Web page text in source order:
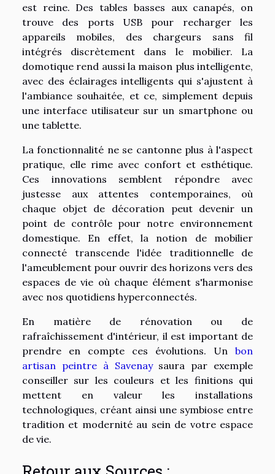
est reine. Des tables basses aux canapés, on
trouve des ports USB pour recharger les
appareils mobiles, des chargeurs sans fil
intégrés discrètement dans le mobilier. La
domotique rend aussi la maison plus intelligente,
avec des éclairages intelligents qui s'ajustent à
l'ambiance souhaitée, et ce, simplement depuis
une interface utilisateur sur un smartphone ou
une tablette.
La fonctionnalité ne se cantonne plus à l'aspect
pratique, elle rime avec confort et esthétique.
Ces innovations semblent répondre avec
justesse aux attentes contemporaines, où
chaque objet de décoration peut devenir un
point de contrôle pour notre environnement
domestique. En effet, la notion de mobilier
connecté transcende l'idée traditionnelle de
l'ameublement pour ouvrir des horizons vers des
espaces de vie où chaque élément s'harmonise
avec nos quotidiens hyperconnectés.
En matière de rénovation ou de
rafraîchissement d'intérieur, il est important de
prendre en compte ces évolutions. Un bon
artisan peintre à Savenaysaura par exemple
conseiller sur les couleurs et les finitions qui
mettent en valeur les installations
technologiques, créant ainsi une symbiose entre
tradition et modernité au sein de votre espace
de vie.